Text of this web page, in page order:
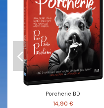
Porcherie BD
14,90 €